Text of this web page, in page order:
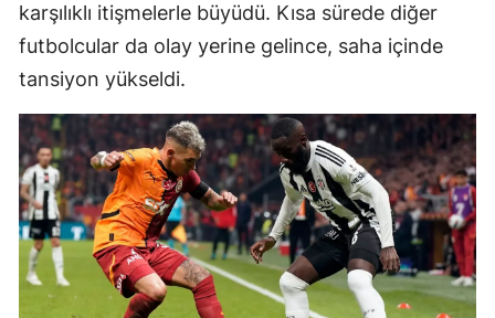
karşılıklı itişmelerle büyüdü. Kısa sürede diğer
futbolcular da olay yerine gelince, saha içinde
tansiyon yükseldi.